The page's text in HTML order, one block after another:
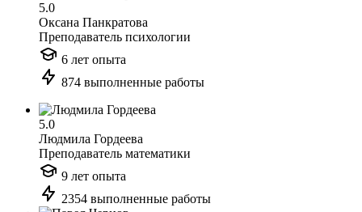
5.0
Оксана Панкратова
Преподаватель психологии
6 лет опыта
874 выполненные работы
5.0
Людмила Гордеева
Преподаватель математики
9 лет опыта
2354 выполненные работы